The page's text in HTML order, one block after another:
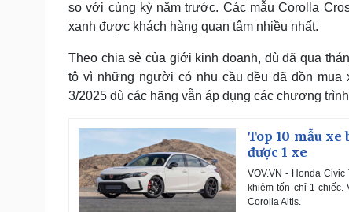
so với cùng kỳ năm trước. Các mẫu Corolla
xanh được khách hàng quan tâm nhiều nhất.
Theo chia sẻ của giới kinh doanh, dù đã qua
tô vì những người có nhu cầu đều đã dồn
3/2025 dù các hãng vẫn áp dụng các chương
Top 10 mẫu
được 1 xe
VOV.VN - Honda
khiêm tốn chỉ 1
Corolla Altis.